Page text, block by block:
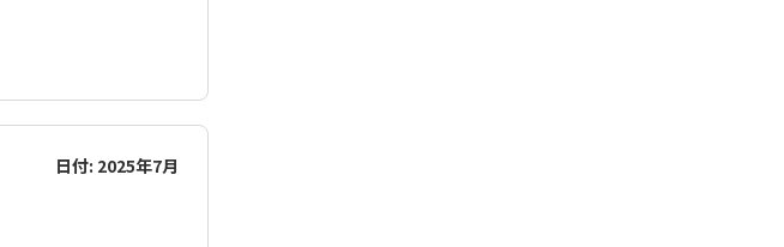
日付: 2025年7月